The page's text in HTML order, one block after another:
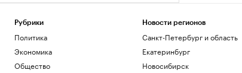
Рубрики
Политика
Экономика
Общество
Новости регионов
Санкт-Петербург и область
Екатеринбург
Новосибирск